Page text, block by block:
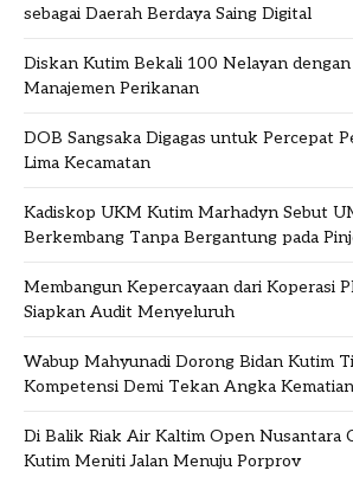
sebagai Daerah Berdaya Saing Digital
Diskan Kutim Bekali 100 Nelayan
Manajemen Perikanan
DOB Sangsaka Digagas untuk Percepat
Lima Kecamatan
Kadiskop UKM Kutim Marhadyn Sebut
Berkembang Tanpa Bergantung pada
Membangun Kepercayaan dari Koperasi
Siapkan Audit Menyeluruh
Wabup Mahyunadi Dorong Bidan Kutim
Kompetensi Demi Tekan Angka
Di Balik Riak Air Kaltim Open Nusantara
Kutim Meniti Jalan Menuju Porprov